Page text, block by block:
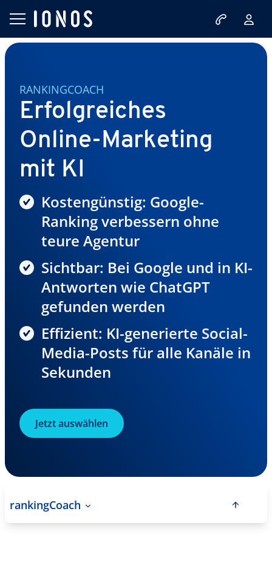
RANKINGCOACH
Erfolgreiches
Online-Marketing
mit KI
Kostengünstig: Google-
Ranking verbessern ohne
teure Agentur
Sichtbar: Bei Google und in KI-
Antworten wie ChatGPT
gefunden werden
Effizient: KI-generierte Social-
Media-Posts für alle Kanäle in
Sekunden
Jetzt auswählen
rankingCoach